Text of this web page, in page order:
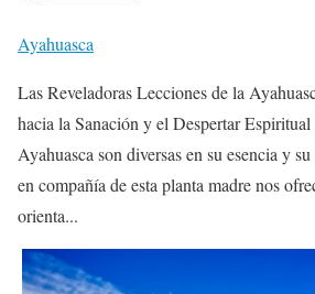
Ayahuasca
Las Reveladoras Lecciones de la
hacia la Sanación y el Despertar
Ayahuasca son diversas en su esencia y
en compañía de esta planta madre nos
orienta...